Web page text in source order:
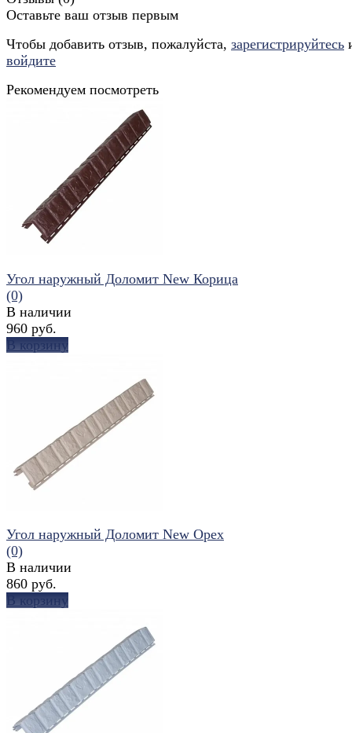
Оставьте ваш отзыв первым
Чтобы добавить отзыв, пожалуйста, зарегистрируйтесь
войдите
Рекомендуем посмотреть
сравнить
Угол наружный Доломит New Корица
(0)
В наличии
960 руб.
В корзину
сравнить
Угол наружный Доломит New Орех
(0)
В наличии
860 руб.
В корзину